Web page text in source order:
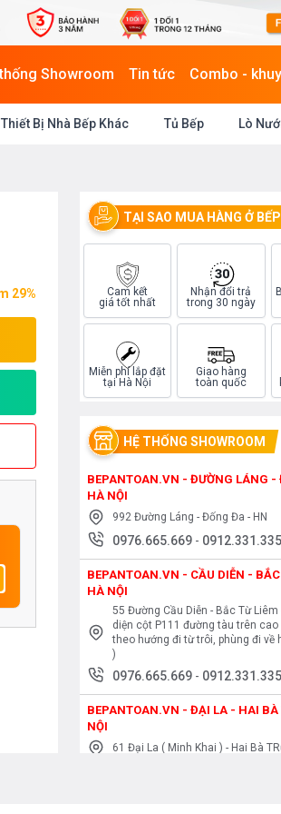
Showroom Tin tức Combo -
Thiết Bị Nhà Bếp Khác Tủ Bếp Lò
29%
TẠI SAO MUA HÀNG Ở
Cam kết
giá tốt nhất
Nhận đổi trả
trong 30 ngày
Miễn phí lắp đặt
tại Hà Nội
Giao hàng
toàn quốc
HỆ THỐNG SHOWROOM
BEPANTOAN.VN - ĐƯỜNG LÁNG -
HÀ NỘI
992 Đường Láng - Đống Đa - HN
0976.665.669 - 0912.331.335
BEPANTOAN.VN - CẦU DIỄN -
HÀ NỘI
55 Đường Cầu Diễn - Bắc Từ Liêm
diện cột P111 đường tàu trên cao
theo hướng đi từ trôi, phùng đi về
)
0976.665.669 - 0912.331.335
BEPANTOAN.VN - ĐẠI LA - HAI BÀ
NỘI
61 Đại La ( Minh Khai ) - Hai Bà